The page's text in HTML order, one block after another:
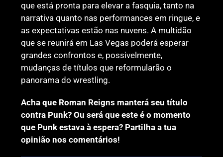
que está pronta para elevar a fasquia, tanto na
narrativa quanto nas performances em ringue, e
as expectativas estão nas nuvens. A multidão
que se reunirá em Las Vegas poderá esperar
grandes confrontos e, possivelmente,
mudanças de títulos que reformularão o
panorama do wrestling.
Acha que Roman Reigns manterá seu título
contra Punk? Ou será que este é o momento
que Punk estava à espera? Partilha a tua
opinião nos comentários!